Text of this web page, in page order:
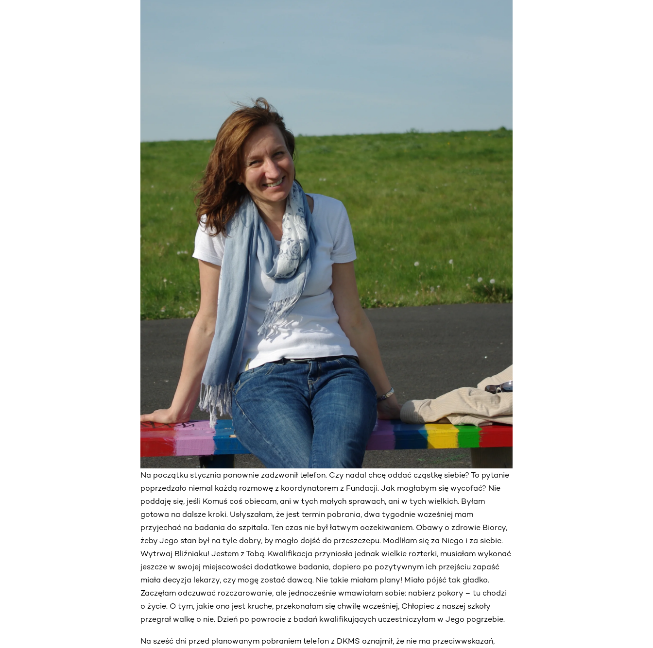
Na początku stycznia ponownie zadzwonił telefon. Czy nadal chcę oddać cząstkę siebie? To pytanie
poprzedzało niemal każdą rozmowę z koordynatorem z Fundacji. Jak mogłabym się wycofać? Nie
poddaję się, jeśli Komuś coś obiecam, ani w tych małych sprawach, ani w tych wielkich. Byłam
gotowa na dalsze kroki. Usłyszałam, że jest termin pobrania, dwa tygodnie wcześniej mam
przyjechać na badania do szpitala. Ten czas nie był łatwym oczekiwaniem. Obawy o zdrowie Biorcy,
żeby Jego stan był na tyle dobry, by mogło dojść do przeszczepu. Modliłam się za Niego i za siebie.
Wytrwaj Bliźniaku! Jestem z Tobą. Kwalifikacja przyniosła jednak wielkie rozterki, musiałam wykonać
jeszcze w swojej miejscowości dodatkowe badania, dopiero po pozytywnym ich przejściu zapaść
miała decyzja lekarzy, czy mogę zostać dawcą. Nie takie miałam plany! Miało pójść tak gładko.
Zaczęłam odczuwać rozczarowanie, ale jednocześnie wmawiałam sobie: nabierz pokory – tu chodzi
o życie. O tym, jakie ono jest kruche, przekonałam się chwilę wcześniej, Chłopiec z naszej szkoły
przegrał walkę o nie. Dzień po powrocie z badań kwalifikujących uczestniczyłam w Jego pogrzebie.
Na sześć dni przed planowanym pobraniem telefon z DKMS oznajmił, że nie ma przeciwwskazań,